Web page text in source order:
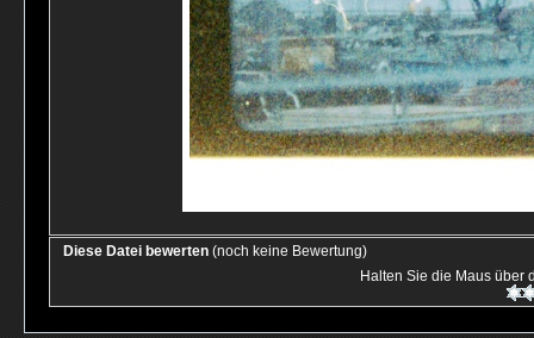
Diese Datei bewerten (noch keine Bewertung)
Halten Sie die Maus über